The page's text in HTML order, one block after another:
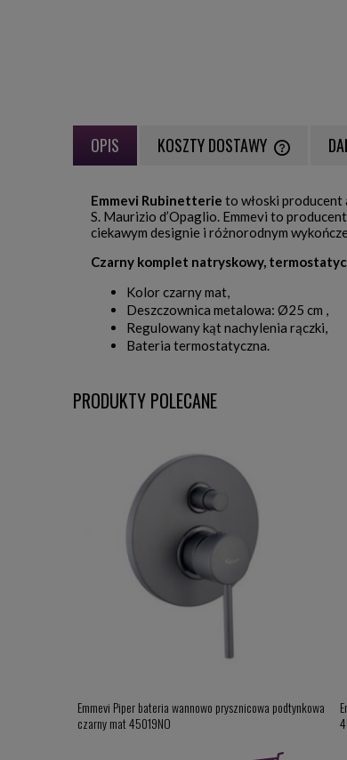
OPIS KOSZTY DOSTAWY
CENA NIE
PŁATNOŚCI
Emmevi Rubinetterie to włoski producent
S. Maurizio d’Opaglio. Emmevi to
ciekawym designie i różnorodnym
Czarny komplet natryskowy,
Kolor czarny mat,
Deszczownica metalowa: Ø25 cm ,
Regulowany kąt nachylenia rączki,
Bateria termostatyczna.
PRODUKTY POLECANE
Emmevi Piper bateria wannowo prysznicowa podtynkowa
czarny mat 45019NO